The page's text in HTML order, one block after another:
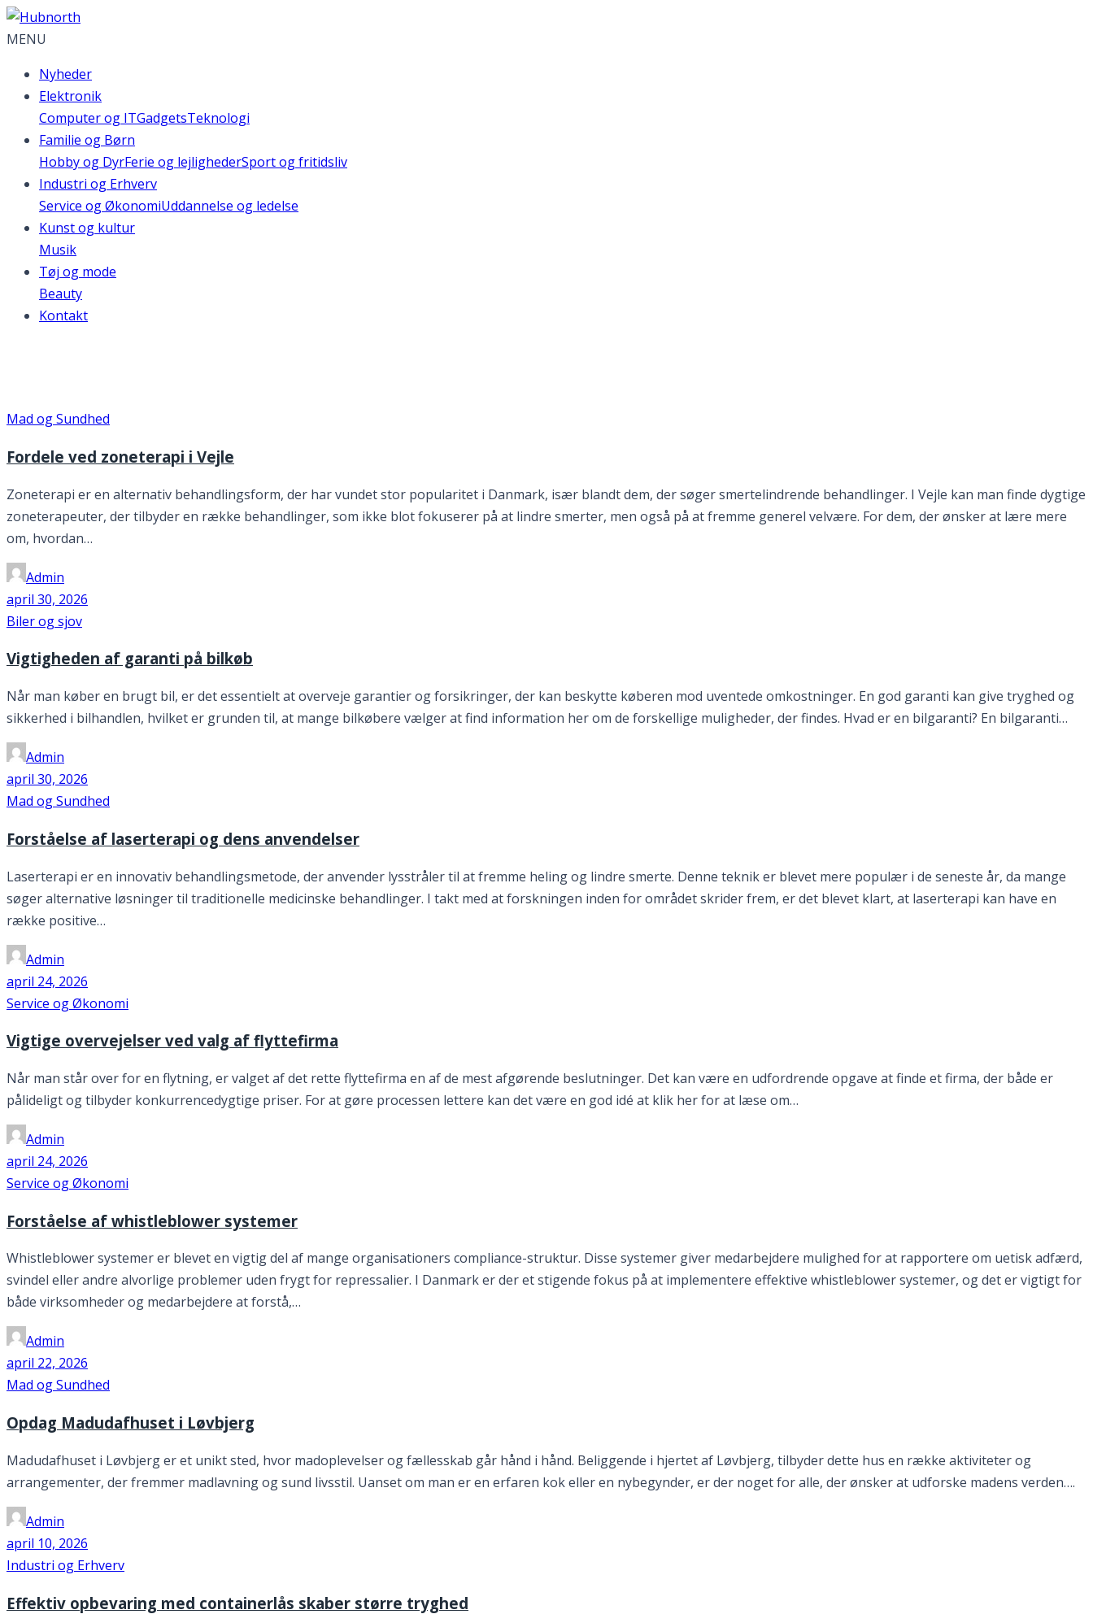
MENU
Nyheder
Elektronik
Computer og ITGadgetsTeknologi
Familie og Børn
Hobby og DyrFerie og lejlighederSport og fritidsliv
Industri og Erhverv
Service og ØkonomiUddannelse og ledelse
Kunst og kultur
Musik
Tøj og mode
Beauty
Kontakt
Mad og Sundhed
Fordele ved zoneterapi i Vejle
Zoneterapi er en alternativ behandlingsform, der har vundet stor popularitet i Danmark, især blandt dem, der søger smertelindrende behandlinger. I Vejle kan man finde dygtige
zoneterapeuter, der tilbyder en række behandlinger, som ikke blot fokuserer på at lindre smerter, men også på at fremme generel velvære. For dem, der ønsker at lære mere
om, hvordan…
Admin
april 30, 2026
Biler og sjov
Vigtigheden af garanti på bilkøb
Når man køber en brugt bil, er det essentielt at overveje garantier og forsikringer, der kan beskytte køberen mod uventede omkostninger. En god garanti kan give tryghed og
sikkerhed i bilhandlen, hvilket er grunden til, at mange bilkøbere vælger at find information her om de forskellige muligheder, der findes. Hvad er en bilgaranti? En bilgaranti…
Admin
april 30, 2026
Mad og Sundhed
Forståelse af laserterapi og dens anvendelser
Laserterapi er en innovativ behandlingsmetode, der anvender lysstråler til at fremme heling og lindre smerte. Denne teknik er blevet mere populær i de seneste år, da mange
søger alternative løsninger til traditionelle medicinske behandlinger. I takt med at forskningen inden for området skrider frem, er det blevet klart, at laserterapi kan have en
række positive…
Admin
april 24, 2026
Service og Økonomi
Vigtige overvejelser ved valg af flyttefirma
Når man står over for en flytning, er valget af det rette flyttefirma en af de mest afgørende beslutninger. Det kan være en udfordrende opgave at finde et firma, der både er
pålideligt og tilbyder konkurrencedygtige priser. For at gøre processen lettere kan det være en god idé at klik her for at læse om…
Admin
april 24, 2026
Service og Økonomi
Forståelse af whistleblower systemer
Whistleblower systemer er blevet en vigtig del af mange organisationers compliance-struktur. Disse systemer giver medarbejdere mulighed for at rapportere om uetisk adfærd,
svindel eller andre alvorlige problemer uden frygt for repressalier. I Danmark er der et stigende fokus på at implementere effektive whistleblower systemer, og det er vigtigt for
både virksomheder og medarbejdere at forstå,…
Admin
april 22, 2026
Mad og Sundhed
Opdag Madudafhuset i Løvbjerg
Madudafhuset i Løvbjerg er et unikt sted, hvor madoplevelser og fællesskab går hånd i hånd. Beliggende i hjertet af Løvbjerg, tilbyder dette hus en række aktiviteter og
arrangementer, der fremmer madlavning og sund livsstil. Uanset om man er en erfaren kok eller en nybegynder, er der noget for alle, der ønsker at udforske madens verden….
Admin
april 10, 2026
Industri og Erhverv
Effektiv opbevaring med containerlås skaber større tryghed